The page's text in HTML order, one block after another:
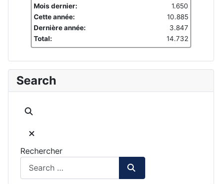
Mois dernier:
1.650
Cette année:
10.885
Dernière année:
3.847
Total:
14.732
Search
Rechercher